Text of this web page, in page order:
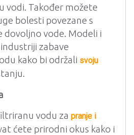
vodi. Također možete
bolesti povezane s
dovoljno vode. Modeli i
zabave
kako bi održali svoju
vodu za pranje i
ćete prirodni okus kako i